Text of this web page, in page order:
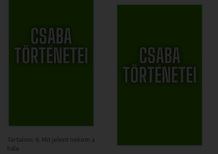
Tartalom: 6. Mit jelent nekem a
hála